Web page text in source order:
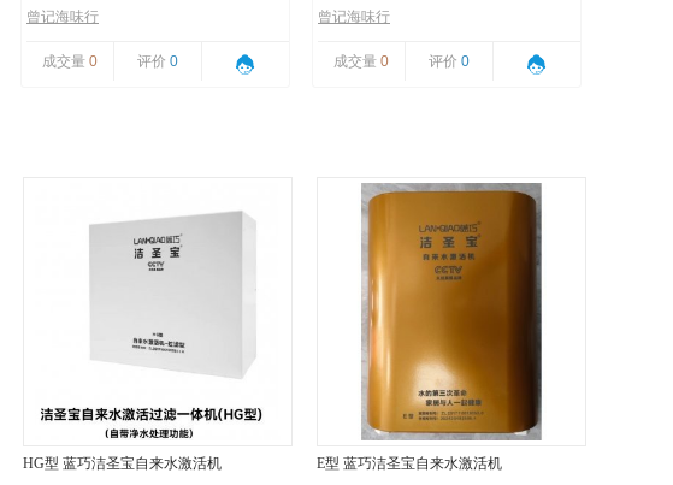
曾记海味行
成交量 0 评价 0
曾记海味行
成交量 0 评价 0
HG型 蓝巧洁圣宝自来水激活机 E型 蓝巧洁圣宝自来水激活机